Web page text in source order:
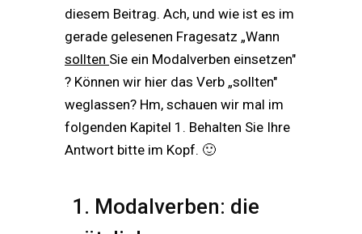
diesem Beitrag. Ach, und wie ist es im
gerade gelesenen Fragesatz „Wann
sollten Sie ein Modalverben einsetzen"
? Können wir hier das Verb „sollten"
weglassen? Hm, schauen wir mal im
folgenden Kapitel 1. Behalten Sie Ihre
Antwort bitte im Kopf. 🙂
1. Modalverben: die